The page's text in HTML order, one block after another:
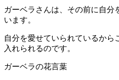
ガーベラさんは、その前に自分
います。
自分を愛せていられているから
入れられるのです。
ガーベラの花言葉